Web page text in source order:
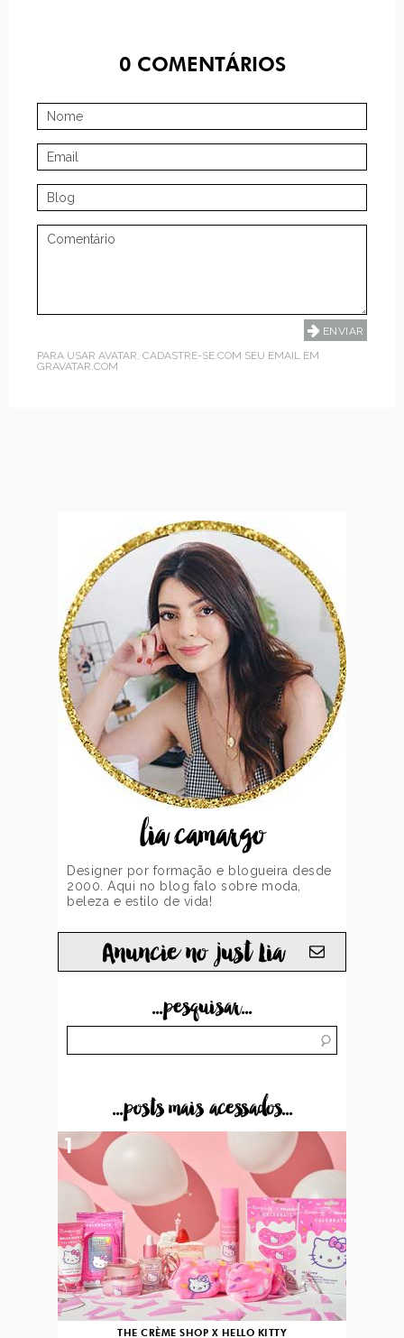
0COMENTÁRIOS
PARA USAR AVATAR, CADASTRE-SE COM SEU EMAIL EM
GRAVATAR.COM
lia camargo
Designer por formação e blogueira desde
2000. Aqui no blog falo sobre moda,
beleza e estilo de vida!
Anuncie no just Lia
...pesquisar...
...posts mais acessados...
THE CRÈME SHOP X HELLO KITTY
1